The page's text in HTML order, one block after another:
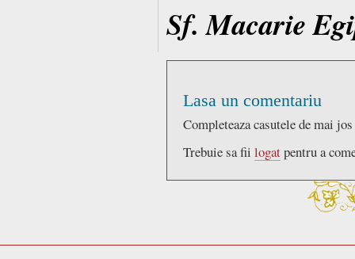
Sf. Macarie
Lasa un comentariu
Completeaza casutele de mai
Trebuie sa fii logatpentru a